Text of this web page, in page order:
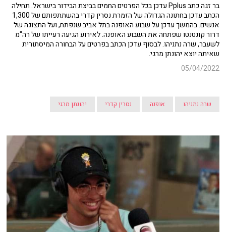
בר זגה כתב Pplus עדכן בכל הפרטים החמים בביצת הבידור בישראל. תחילה
הכתב עדכן בחתונה הגדולה של הזמרת נסרין קדרי בהשתתפותם של 1,300
אנשים. בהמשך עדכן על שבוע האופנה בתל אביב שנפתח, ועל התצוגה של
דרור קונטנטו שפתחה את השבוע האופנה. לאירוע הגיעה רעייתו של רה"מ
לשעבר, שרה נתניהו. לבסוף עדכן הכתב בפרטים על הבחורה המיסתורית
שאיתה יוצא יהונתן מרגי.
05/04/2022
שרה נתניהו אופנה נסרין קדרי יהונתן מרגי